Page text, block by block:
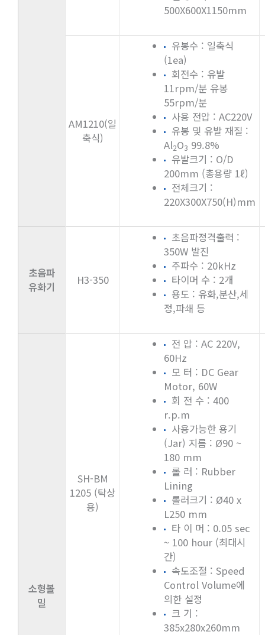
500X600X1150mm
AM1210(일
축식)
유봉수 : 일축식
(1ea)
회전수 : 유발
11rpm/분 유봉
55rpm/분
사용 전압 : AC220V
유봉 및 유발 재질 :
Al2O3 99.8%
유발크기 : O/D
200mm (총용량 1ℓ)
전체크기 :
220X300X750(H)mm
초음파
유화기
H3-350
초음파정격출력 :
350W 발진
주파수 : 20kHz
타이머 수 : 2개
용도 : 유화,분산,세
정,파쇄 등
소형볼
밀
SH-BM
1205 (탁상
용)
전 압 : AC 220V,
60Hz
모 터 : DC Gear
Motor, 60W
회 전 수 : 400
r.p.m
사용가능한 용기
(Jar) 지름 : Ø90 ~
180 mm
롤 러 : Rubber
Lining
롤러크기 : Ø40 x
L250 mm
타 이 머 : 0.05 sec
~ 100 hour (최대시
간)
속도조절 : Speed
Control Volume에
의한 설정
크 기 :
385x280x260mm